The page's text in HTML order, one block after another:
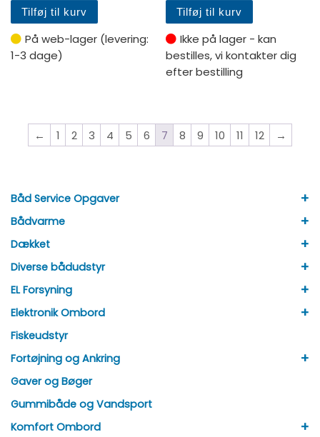
Tilføj til kurv
På web-lager (levering:
1-3 dage)
Tilføj til kurv
Ikke på lager - kan
bestilles, vi kontakter dig
efter bestilling
← 1 2 3 4 5 6 7 8 9 10 11 12 →
Båd Service Opgaver +
Bådvarme +
Dækket +
Diverse bådudstyr +
EL Forsyning +
Elektronik Ombord +
Fiskeudstyr
Fortøjning og Ankring
+
Gaver og Bøger
Gummibåde og Vandsport
Komfort Ombord
+